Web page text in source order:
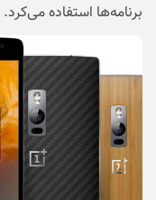
برنامه‌‌ها استفاده می‌کرد.